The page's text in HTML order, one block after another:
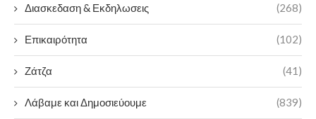
Διασκεδαση & Εκδηλωσεις (268)
Επικαιρότητα (102)
Ζάτζα (41)
Λάβαμε και Δημοσιεύουμε (839)